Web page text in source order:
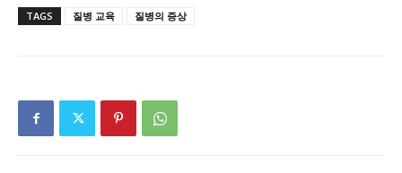
TAGS 질병 교육 질병의 증상